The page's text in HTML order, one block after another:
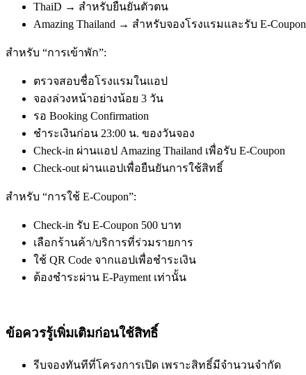
ThaiD → สำหรับยืนยันตัวตน
Amazing Thailand → สำหรับจองโรงแรมและรับ E-Coupon
สำหรับ “การเข้าพัก”:
ตรวจสอบชื่อโรงแรมในแอป
จองล่วงหน้าอย่างน้อย 3 วัน
รอ Booking Confirmation
ชำระเงินก่อน 23:00 น. ของวันจอง
Check-in ผ่านแอป Amazing Thailand เพื่อรับ E-Coupon
Check-out ผ่านแอปเพื่อยืนยันการใช้สิทธิ์
สำหรับ “การใช้ E-Coupon”:
Check-in รับ E-Coupon 500 บาท
เลือกร้านค้า/บริการที่ร่วมรายการ
ใช้ QR Code จากแอปเพื่อชำระเงิน
ต้องชำระผ่าน E-Payment เท่านั้น
ข้อควรรู้เพิ่มเติมก่อนใช้สิทธิ์
รีบจองทันทีที่โครงการเปิด เพราะสิทธิ์มีจำนวนจำกัด